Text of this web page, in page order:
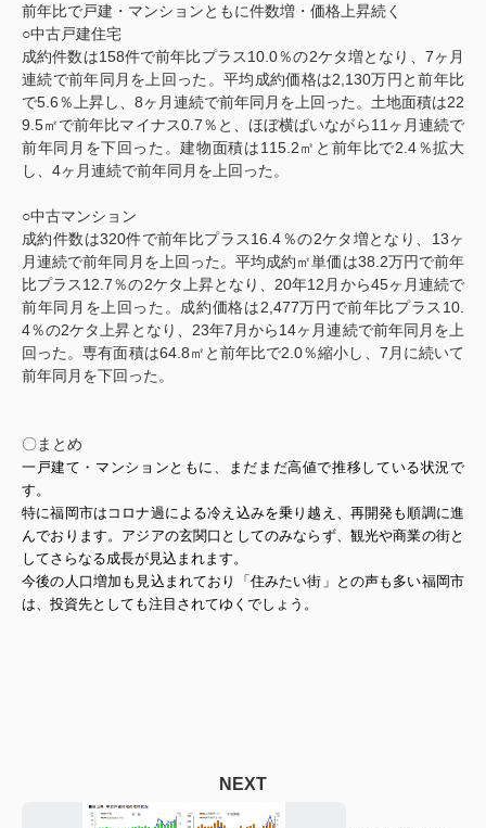
前年比で戸建・マンションともに件数増・価格上昇続く
○中古戸建住宅
成約件数は158件で前年比プラス10.0％の2ケタ増となり、 7ヶ月
連続で前年同月を上回った。平均成約価格は2,130万円と前年比
で5.6％上昇し、 8ヶ月連続で前年同月を上回った。土地面積は22
9.5㎡で前年比マイナス0.7％と、ほぼ横ばいながら11 ヶ月連続で
前年同月を下回った。建物面積は115.2㎡と前年比で2.4％拡大
し、 4ヶ月連続で前年同月を上回った。
○中古マンション
成約件数は320件で前年比プラス16.4％の2ケタ増となり、 13ヶ
月連続で前年同月を上回った。平均成約㎡単価は38.2万円で前年
比プラス12.7％の2ケタ上昇となり、 20年12 月から45ヶ月連続で
前年同月を上回った。成約価格は2,477万円で前年比プラス 10.
4％の2ケタ上昇となり、 23年7 月から14ヶ月連続で前年同月を上
回った。専有面積は64.8㎡と前年比で2.0％縮小し、 7 月に続いて
前年同月を下回った。
〇まとめ
一戸建て・マンションともに、まだまだ高値で推移している状況で
す。
特に福岡市はコロナ過による冷え込みを乗り越え、再開発も順調に進
んでおります。アジアの玄関口としてのみならず、観光や商業の街と
してさらなる成長が見込まれます。
今後の人口増加も見込まれており「住みたい街」との声も多い福岡市
は、投資先としても注目されてゆくでしょう。
NEXT